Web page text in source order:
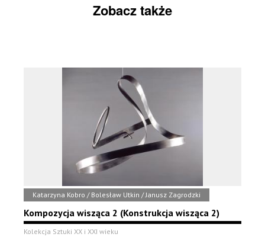
Zobacz także
Katarzyna Kobro / Bolesław Utkin / Janusz Zagrodzki
Kompozycja wisząca 2 (Konstrukcja wisząca 2)
Kolekcja Sztuki XX i XXI wieku